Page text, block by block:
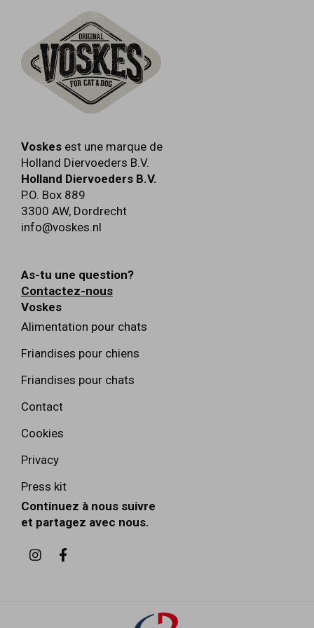
Voskes est une marque de
Holland Diervoeders B.V.
Holland Diervoeders B.V.
P.O. Box 889
3300 AW, Dordrecht
info@voskes.nl
As-tu une question?
Contactez-nous
Voskes
Alimentation pour chats
Friandises pour chiens
Friandises pour chats
Contact
Cookies
Privacy
Press kit
Continuez à nous suivre
et partagez avec nous.